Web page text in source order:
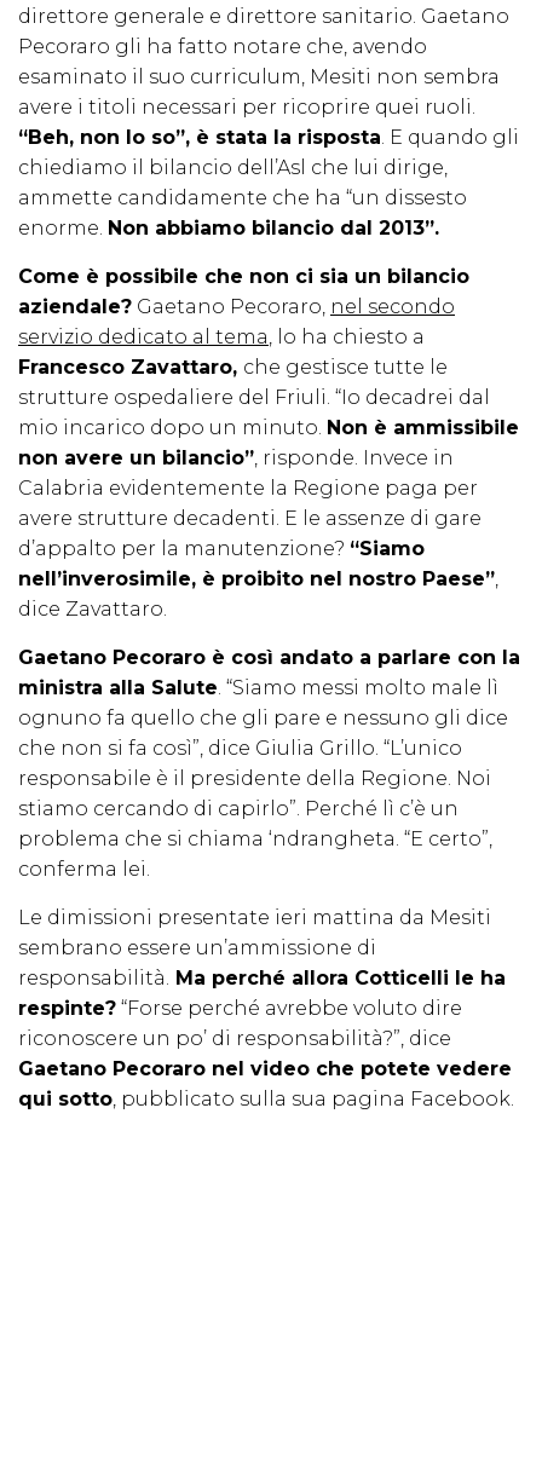
direttore generale e direttore sanitario. Gaetano
Pecoraro gli ha fatto notare che, avendo
esaminato il suo curriculum, Mesiti non sembra
avere i titoli necessari per ricoprire quei ruoli.
“Beh, non lo so”, è stata la risposta. E quando gli
chiediamo il bilancio dell’Asl che lui dirige,
ammette candidamente che ha “un dissesto
enorme. Non abbiamo bilancio dal 2013”.
Come è possibile che non ci sia un bilancio
aziendale? Gaetano Pecoraro, nel secondo
servizio dedicato al tema, lo ha chiesto a
Francesco Zavattaro, che gestisce tutte le
strutture ospedaliere del Friuli. “Io decadrei dal
mio incarico dopo un minuto. Non è ammissibile
non avere un bilancio”, risponde. Invece in
Calabria evidentemente la Regione paga per
avere strutture decadenti. E le assenze di gare
d’appalto per la manutenzione? “Siamo
nell’inverosimile, è proibito nel nostro Paese”,
dice Zavattaro.
Gaetano Pecoraro è così andato a parlare con la
ministra alla Salute. “Siamo messi molto male lì
ognuno fa quello che gli pare e nessuno gli dice
che non si fa così”, dice Giulia Grillo. “L’unico
responsabile è il presidente della Regione. Noi
stiamo cercando di capirlo”. Perché lì c’è un
problema che si chiama ‘ndrangheta. “E certo”,
conferma lei.
Le dimissioni presentate ieri mattina da Mesiti
sembrano essere un’ammissione di
responsabilità. Ma perché allora Cotticelli le ha
respinte? “Forse perché avrebbe voluto dire
riconoscere un po’ di responsabilità?”, dice
Gaetano Pecoraro nel video che potete vedere
qui sotto, pubblicato sulla sua pagina Facebook.